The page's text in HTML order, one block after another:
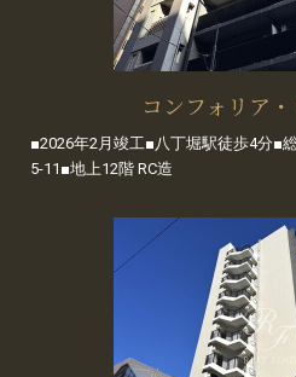
コンフォリア
■2026年2月竣工■八丁堀駅徒歩4分■
5-11■地上12階 RC造